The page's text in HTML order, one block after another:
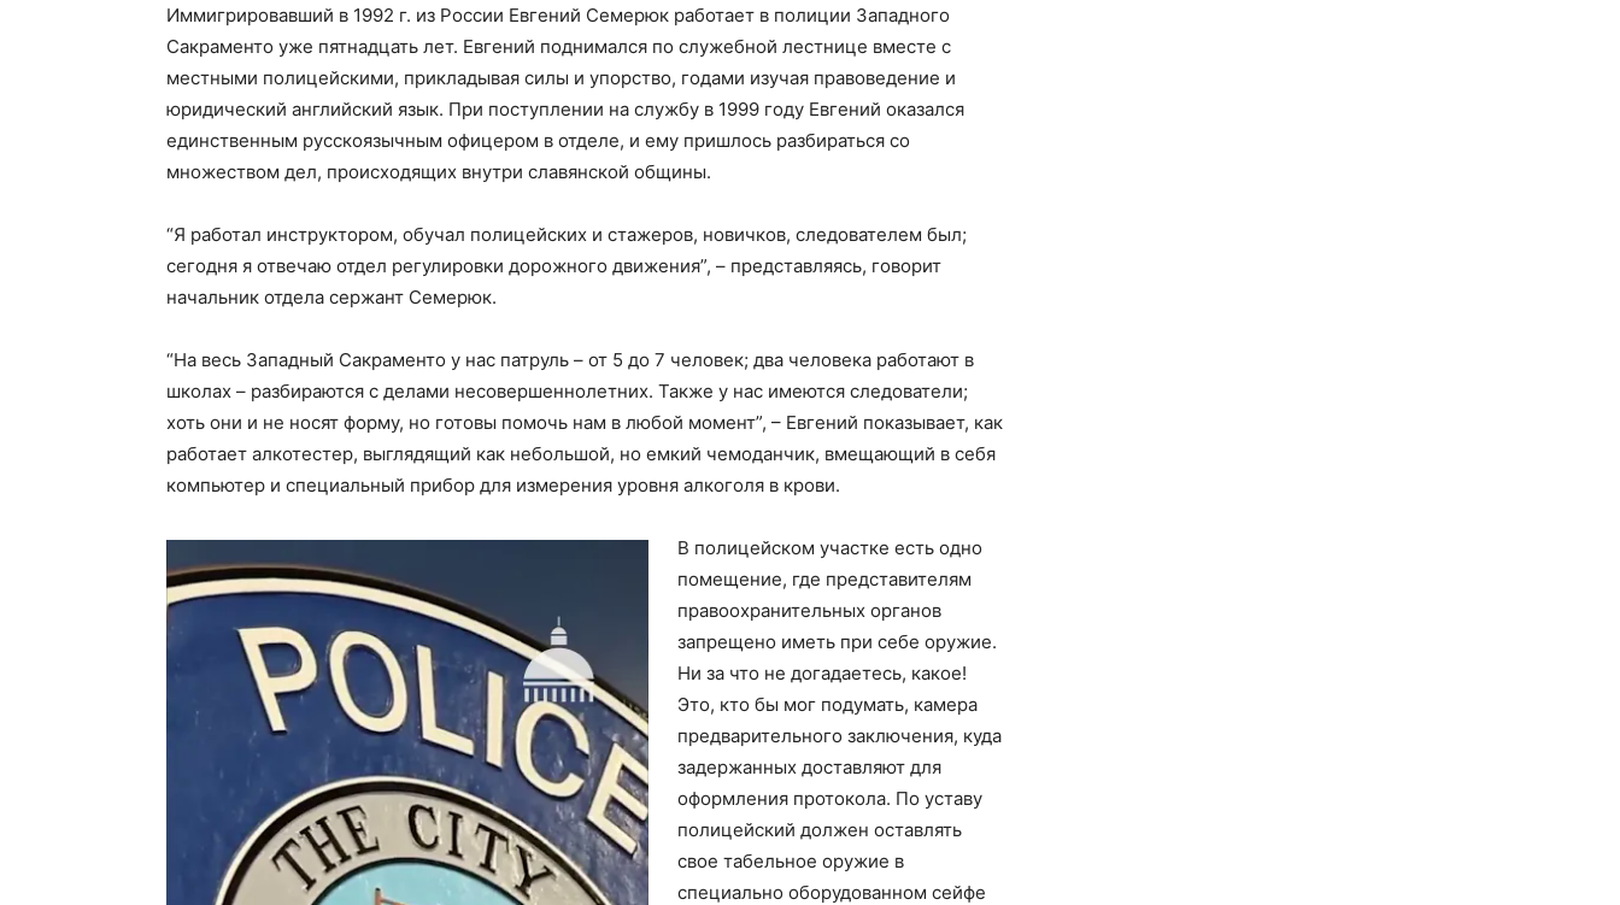
Иммигрировавший в 1992 г. из России Евгений Семерюк работает в полиции Западного
Сакраменто уже пятнадцать лет. Евгений поднимался по служебной лестнице вместе с
местными полицейскими, прикладывая силы и упорство, годами изучая правоведение и
юридический английский язык. При поступлении на службу в 1999 году Евгений оказался
единственным русскоязычным офицером в отделе, и ему пришлось разбираться со
множеством дел, происходящих внутри славянской общины.
“Я работал инструктором, обучал полицейских и стажеров, новичков, следователем был;
сегодня я отвечаю отдел регулировки дорожного движения”, – представляясь, говорит
начальник отдела сержант Семерюк.
“На весь Западный Сакраменто у нас патруль – от 5 до 7 человек; два человека работают в
школах – разбираются с делами несовершеннолетних. Также у нас имеются следователи;
хоть они и не носят форму, но готовы помочь нам в любой момент”, – Евгений показывает, как
работает алкотестер, выглядящий как небольшой, но емкий чемоданчик, вмещающий в себя
компьютер и специальный прибор для измерения уровня алкоголя в крови.
В полицейском участке есть одно
помещение, где представителям
правоохранительных органов
запрещено иметь при себе оружие.
Ни за что не догадаетесь, какое!
Это, кто бы мог подумать, камера
предварительного заключения, куда
задержанных доставляют для
оформления протокола. По уставу
полицейский должен оставлять
свое табельное оружие в
специально оборудованном сейфе